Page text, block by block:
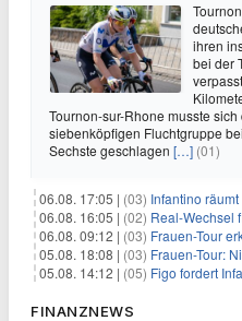
ihren
bei der
Tournon-sur-Rhone musste
siebenköpfigen Fluchtgruppe
Sechste geschlagen […] (01)
06.08. 17:05 | (03) Infantino räumt
06.08. 16:05 | (02) Real-Wechsel
06.08. 09:12 | (03) Frauen-Tour
05.08. 18:08 | (03) Frauen-Tour:
05.08. 14:12 | (05) Figo fordert
FINANZNEWS